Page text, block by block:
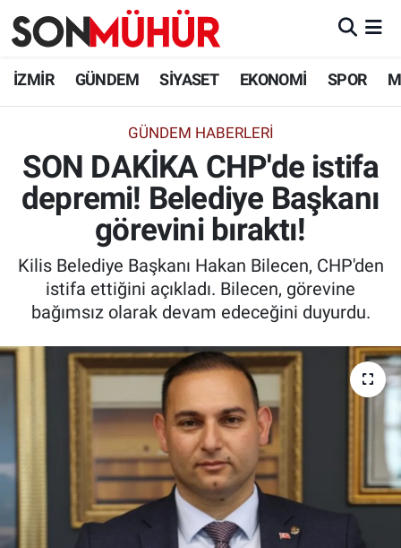
İZMİR GÜNDEM SİYASET EKONOMİ SPOR
GÜNDEM HABERLERI
SON DAKİKA CHP'de istifa
depremi! Belediye Başkanı
görevini bıraktı!
Kilis Belediye Başkanı Hakan Bilecen, CHP'den
istifa ettiğini açıkladı. Bilecen, görevine
bağımsız olarak devam edeceğini duyurdu.
İzmir Nöbetçi Eczaneler
İzmir Namaz Vakitleri
İzmir Trafik Yoğunluk Haritası
Süper Lig Puan Durumu ve Fikstür
Tüm Manşetler
Son Dakika Haberleri